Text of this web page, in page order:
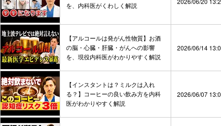
を、内科医がくわしく解説
【アルコールは発がん性物質】お酒
の脳・心臓・肝臓・がんへの影響
を、現役内科医がわかりやすく解説
2026/06/14
【インスタントは？ミルクは入れ
る？】コーヒーの良い飲み方を内科
医がわかりやすく解説
2026/06/07